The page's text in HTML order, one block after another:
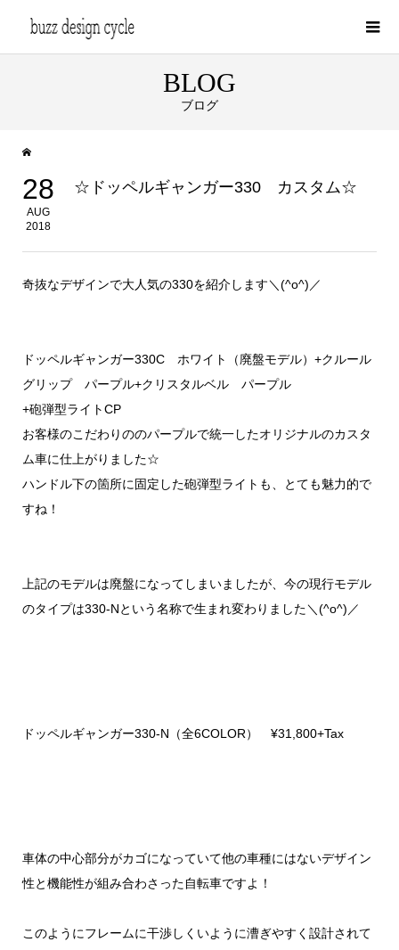
BLOG
ブログ
28
AUG
2018
☆ドッペルギャンガー330 カスタム☆
奇抜なデザインで大人気の330を紹介します＼(^o^)／
ドッペルギャンガー330C ホワイト（廃盤モデル）+クルール
グリップ パープル+クリスタルベル パープル
+砲弾型ライトCP
お客様のこだわりののパープルで統一したオリジナルのカスタ
ム車に仕上がりました☆
ハンドル下の箇所に固定した砲弾型ライトも、とても魅力的で
すね！
上記のモデルは廃盤になってしまいましたが、今の現行モデル
のタイプは330-Nという名称で生まれ変わりました＼(^o^)／
ドッペルギャンガー330-N（全6COLOR） ¥31,800+Tax
車体の中心部分がカゴになっていて他の車種にはないデザイン
性と機能性が組み合わさった自転車ですよ！
このようにフレームに干渉しくいように漕ぎやすく設計されて